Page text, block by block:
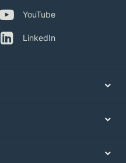
YouTube
LinkedIn